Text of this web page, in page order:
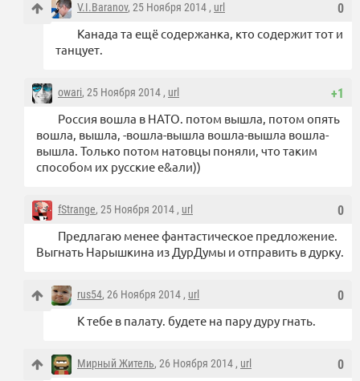
0
V.I.Baranov, 25 Ноября 2014 , url
Канада та ещё содержанка, кто содержит тот и
танцует.
+1
owari, 25 Ноября 2014 , url
Россия вошла в НАТО. потом вышла, потом опять
вошла, вышла, -вошла-вышла вошла-вышла вошла-
вышла. Только потом натовцы поняли, что таким
способом их русские е&али))
0
fStrange, 25 Ноября 2014 , url
Предлагаю менее фантастическое предложение.
Выгнать Нарышкина из ДурДумы и отправить в дурку.
0
rus54, 26 Ноября 2014 , url
К тебе в палату. будете на пару дуру гнать.
0
Мирный Житель, 26 Ноября 2014 , url